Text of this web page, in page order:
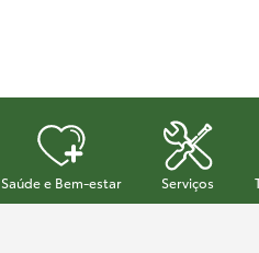
Saúde e Bem-estar Serviços